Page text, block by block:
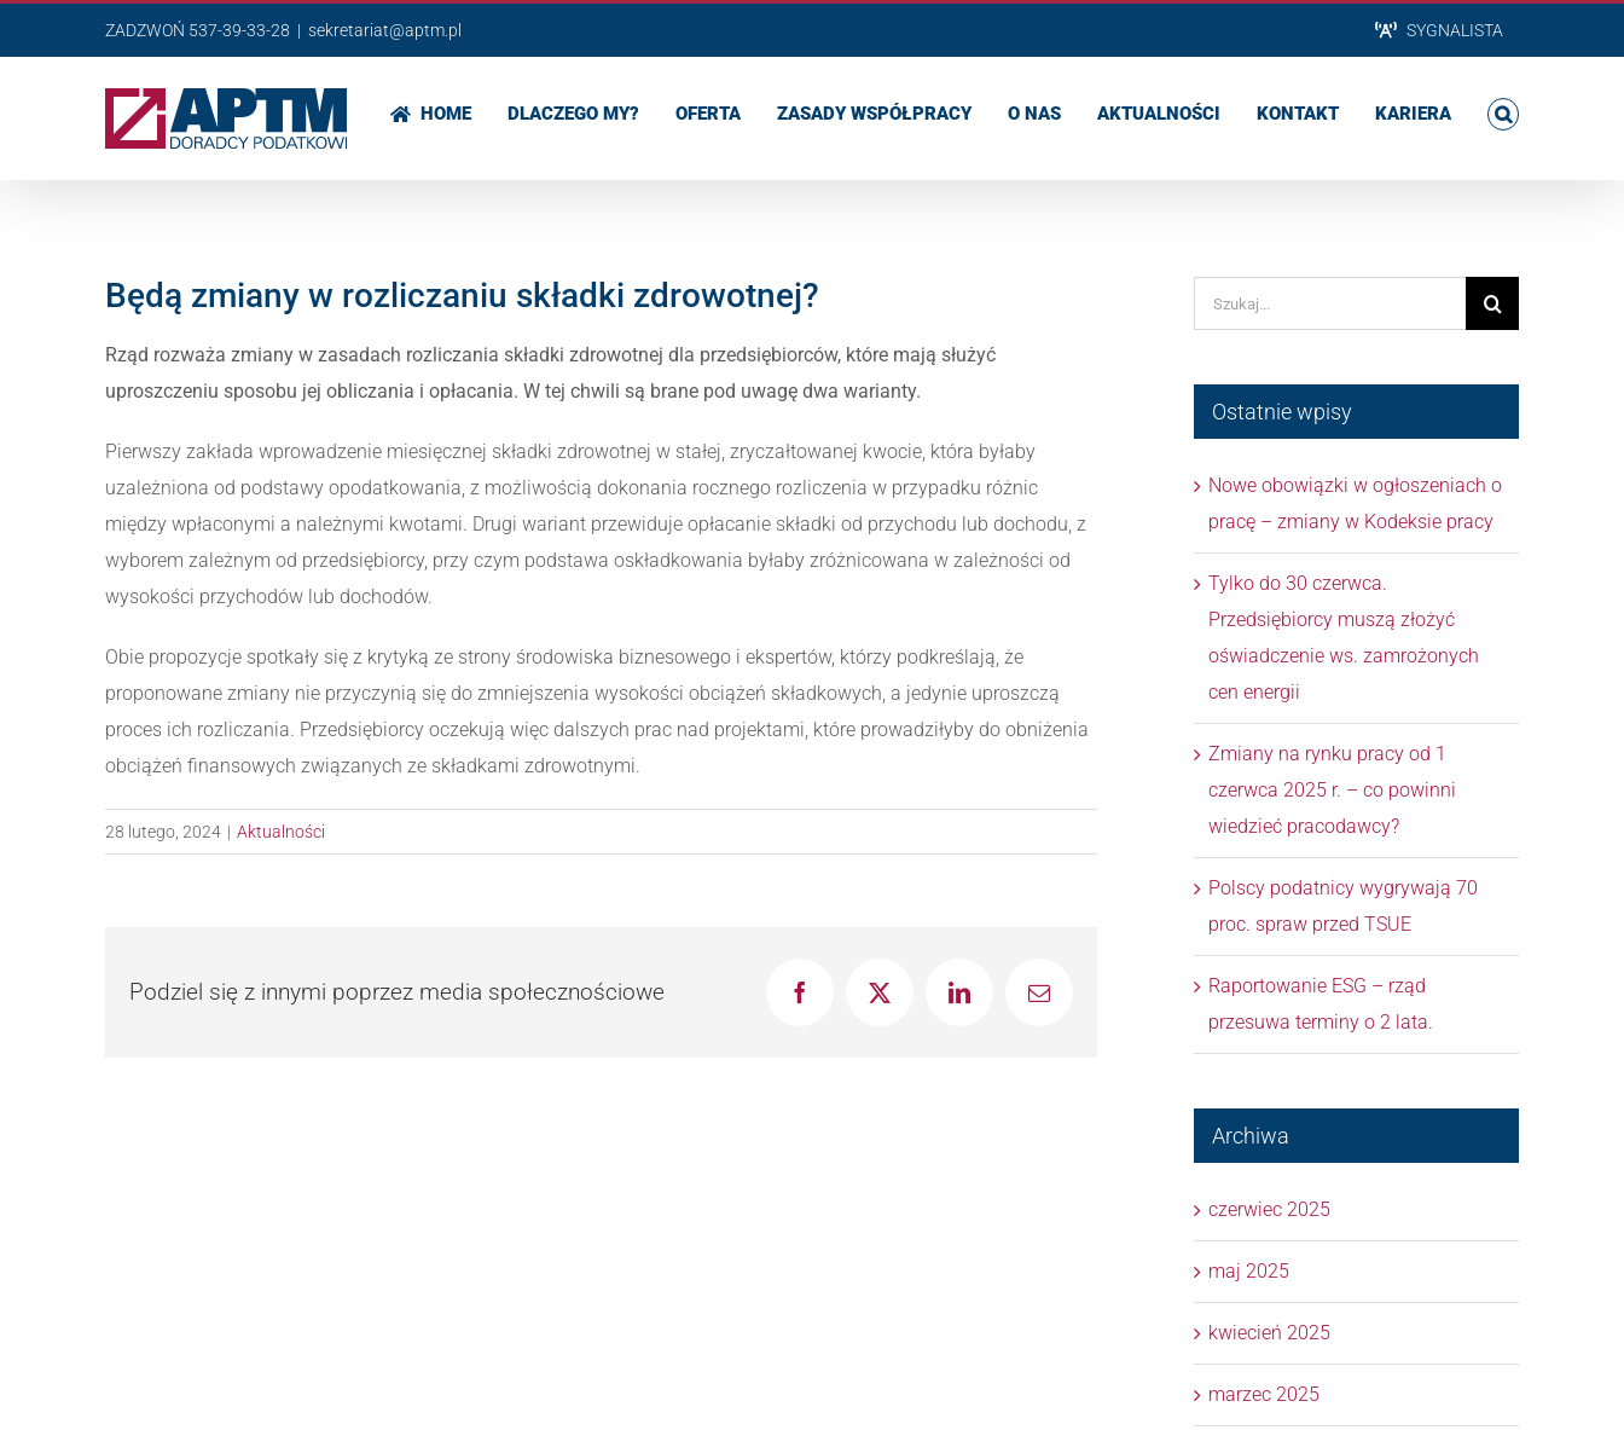
do
ZADZWOŃ 537-39-33-28 | sekretariat@aptm.pl SYGNALISTA
HOME DLACZEGO MY? OFERTA ZASADY WSPÓŁPRACY O NAS AKTUALNOŚCI KONTAKT KARIERA
Będą zmiany w rozliczaniu składki zdrowotnej?
Rząd rozważa zmiany w zasadach rozliczania składki zdrowotnej dla przedsiębiorców, które mają służyć
uproszczeniu sposobu jej obliczania i opłacania. W tej chwili są brane pod uwagę dwa warianty.
Pierwszy zakłada wprowadzenie miesięcznej składki zdrowotnej w stałej, zryczałtowanej kwocie, która byłaby
uzależniona od podstawy opodatkowania, z możliwością dokonania rocznego rozliczenia w przypadku różnic
między wpłaconymi a należnymi kwotami. Drugi wariant przewiduje opłacanie składki od przychodu lub dochodu, z
wyborem zależnym od przedsiębiorcy, przy czym podstawa oskładkowania byłaby zróżnicowana w zależności od
wysokości przychodów lub dochodów.
Obie propozycje spotkały się z krytyką ze strony środowiska biznesowego i ekspertów, którzy podkreślają, że
proponowane zmiany nie przyczynią się do zmniejszenia wysokości obciążeń składkowych, a jedynie uproszczą
proces ich rozliczania. Przedsiębiorcy oczekują więc dalszych prac nad projektami, które prowadziłyby do obniżenia
obciążeń finansowych związanych ze składkami zdrowotnymi.
28 lutego, 2024 | Aktualności
Podziel się z innymi poprzez media społecznościowe FacebookX LinkedInEmail
Szukaj
Ostatnie wpisy
Nowe obowiązki w ogłoszeniach o
pracę – zmiany w Kodeksie pracy
Tylko do 30 czerwca.
Przedsiębiorcy muszą złożyć
oświadczenie ws. zamrożonych
cen energii
Zmiany na rynku pracy od 1
czerwca 2025 r. – co powinni
wiedzieć pracodawcy?
Polscy podatnicy wygrywają 70
proc. spraw przed TSUE
Raportowanie ESG – rząd
przesuwa terminy o 2 lata.
Archiwa
czerwiec 2025
maj 2025
kwiecień 2025
marzec 2025